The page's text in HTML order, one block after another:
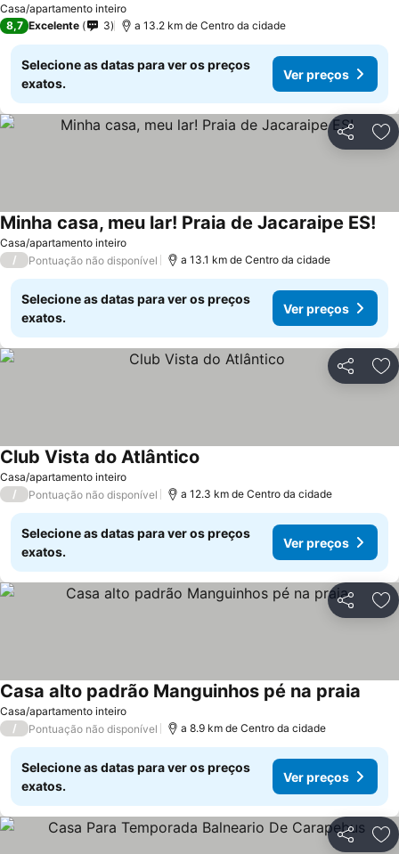
Casa/apartamento inteiro
8,7 Excelente 3 a 13.2 km de Centro da cidade
Selecione as datas para ver os preços
exatos.
Ver preços
Partilhar
Casa/apartamento inteiro
Minha casa, meu lar! Praia de Jacaraipe ES!
/ Pontuação não disponível a 13.1 km de Centro da cidade
Selecione as datas para ver os preços
exatos.
Ver preços
Partilhar
Casa/apartamento inteiro
Club Vista do Atlântico
/ Pontuação não disponível a 12.3 km de Centro da cidade
Selecione as datas para ver os preços
exatos.
Ver preços
Partilhar
Casa/apartamento inteiro
Casa alto padrão Manguinhos pé na praia
/ Pontuação não disponível a 8.9 km de Centro da cidade
Selecione as datas para ver os preços
exatos.
Ver preços
Partilhar